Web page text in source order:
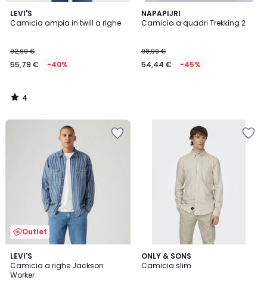
LEVI'S
Camicia ampia in twill a righe
92,99 €
55,79 € -40%
4
/
4
/
NAPAPIJRI
Camicia a quadri Trekking 2
98,99 €
54,44 € -45%
Outlet
LEVI'S
Camicia a righe Jackson
Worker
4,8
/ 5
ONLY & SONS
Camicia slim
5
/